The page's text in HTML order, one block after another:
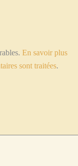
En savoir plus
sont traitées.